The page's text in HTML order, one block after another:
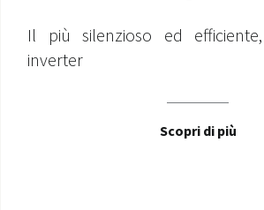
Il più silenzioso ed
inverter
Scopri di più